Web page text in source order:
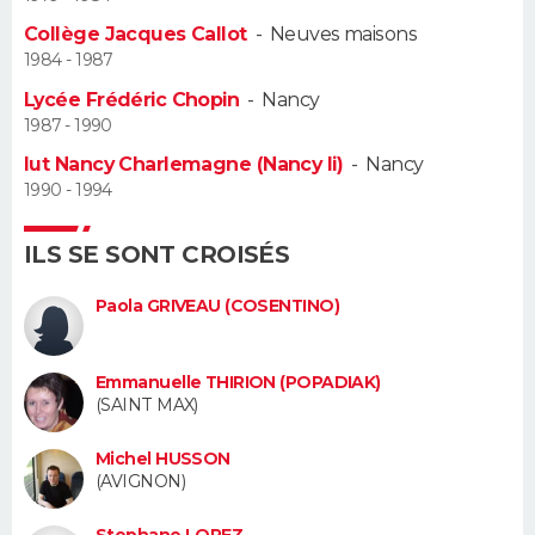
Alimentation
Guide de la santé
Maladies
Médicaments
Sommeil
VOYAGE
Destinations
City break
Voyage nature
Voyage de noces
Forum
Climat
+
PHOTO
GUIDES D'ACHAT
BONS PLANS
Carte de Noël
Carte Bonne année
Carte Saint-Valentin
Carte Pâques
Carte d'anniversaire
DICTIONNAIRE
Dictionnaire
Biographies
Citations
Expressions
Proverbes
PROGRAMME TV
S'inscrire
Se connecter
Lycées
Collèges
Primaires
Universités
Entreprises
Service militaire
Avis de recherche
AVIS DE DÉCÈS
Collège Jacques Callot- Neuves maisons
1984 - 1987
Lycée Frédéric Chopin - Nancy
1987 - 1990
Iut Nancy Charlemagne (Nancy Ii) - Nancy
1990 - 1994
ILS SE SONT CROISÉS
Paola GRIVEAU (COSENTINO)
Emmanuelle THIRION (POPADIAK)
(SAINT MAX)
Michel HUSSON
(AVIGNON)